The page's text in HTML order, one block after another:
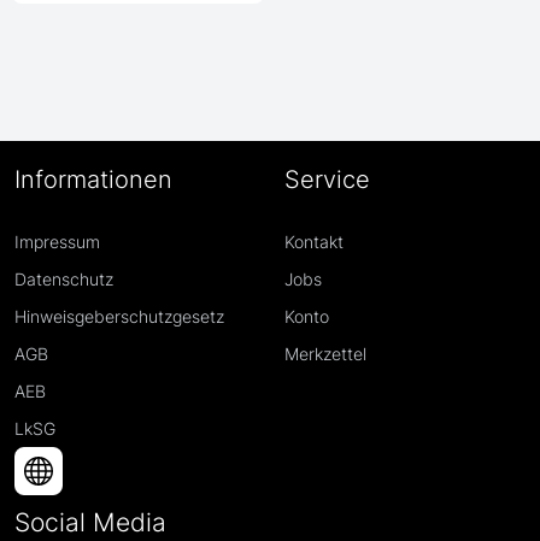
Informationen
Impressum
Datenschutz
Hinweisgeberschutzgesetz
AGB
AEB
LkSG
Service
Kontakt
Jobs
Konto
Merkzettel
Social Media